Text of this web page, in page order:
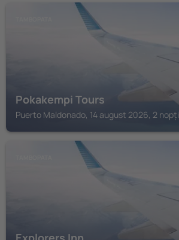
Pokakempi Tours
Puerto Maldonado, 14 august 2026, 2 nopți